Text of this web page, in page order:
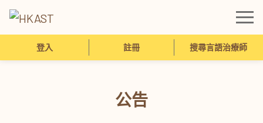
登入 註冊 搜尋言語治療師
公告